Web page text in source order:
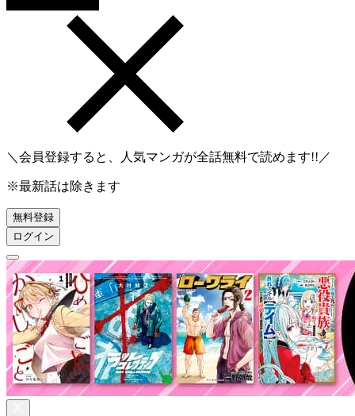
＼会員登録すると、人気マンガが全話無料で読めます!!／
※最新話は除きます
無料登録
ログイン